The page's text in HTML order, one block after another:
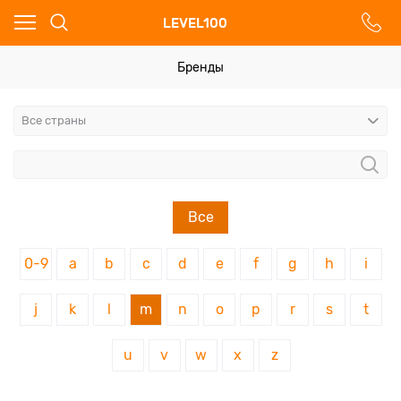
LEVEL100
Бренды
Все
0-9 a b c d e f g h i
j k m n o p r s t
u v w x z
Ваш город - Москва,
угадали?